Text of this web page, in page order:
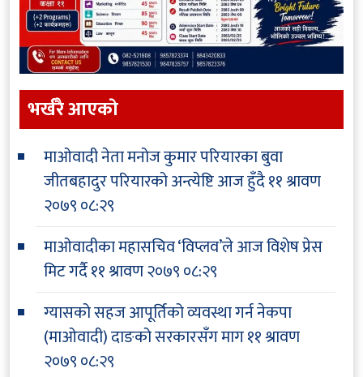
भर्खरै आएकाे
माओवादी नेता मनोज कुमार परियारका बुवा
जीतबहादुर परियारको अन्त्येष्टि आज हुँदै११ श्रावण
२०७९ ०८:२९
माओवादीका महासचिव ‘विप्लव’ले आज विशेष प्रेस
मिट गर्दै११ श्रावण २०७९ ०८:२९
ग्यासको सहज आपूर्तिको व्यवस्था गर्न नेकपा
(माओवादी) दाङको सरकारसँग माग११ श्रावण
२०७९ ०८:२९